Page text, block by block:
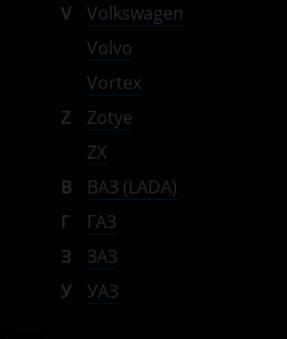
V
Volkswagen
Volvo
Vortex
Z
Zotye
ZX
В
ВАЗ (LADA)
Г
ГАЗ
З
ЗАЗ
У
УАЗ